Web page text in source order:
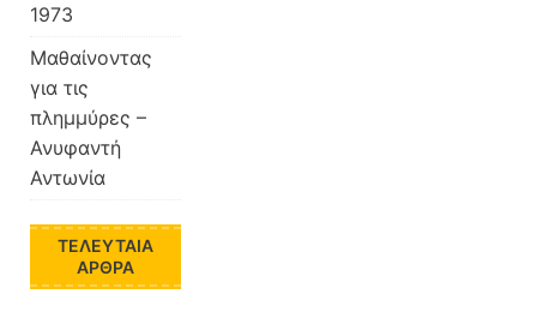
1973
Μαθαίνοντας
για τις
πλημμύρες –
Ανυφαντή
Αντωνία
ΤΕΛΕΥΤΑΊΑ
ΆΡΘΡΑ